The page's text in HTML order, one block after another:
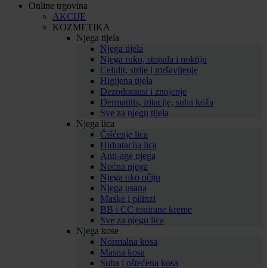
Online trgovina
AKCIJE
KOZMETIKA
Njega tijela
Njega tijela
Njega ruku, stopala i noktiju
Celulit, strije i mršavljenje
Higijena tijela
Dezodoransi i znojenje
Dermatitis, iritacije, suha koža
Sve za njegu tijela
Njega lica
Čišćenje lica
Hidratacija lica
Anti-age njega
Noćna njega
Njega oko očiju
Njega usana
Maske i pilinzi
BB i CC tonirane kreme
Sve za njegu lica
Njega kose
Normalna kosa
Masna kosa
Suha i oštećena kosa